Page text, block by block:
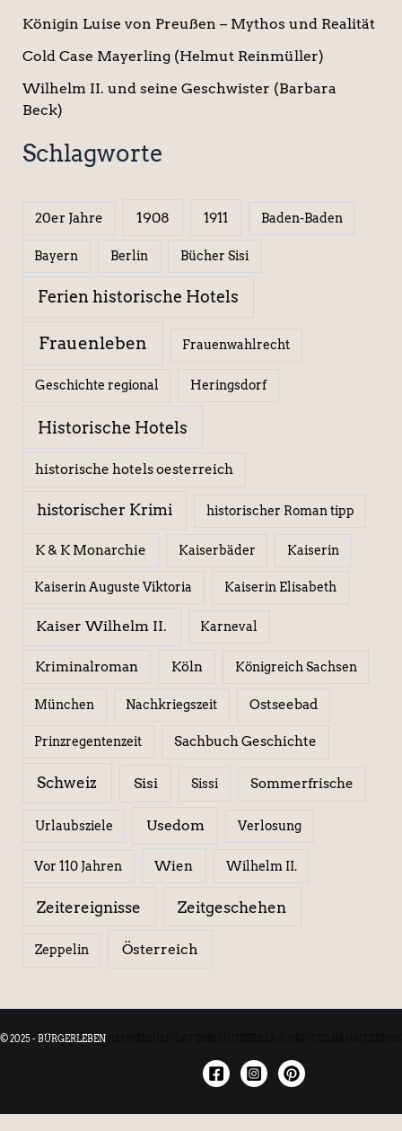
Königin Luise von Preußen – Mythos und Realität
Cold Case Mayerling (Helmut Reinmüller)
Wilhelm II. und seine Geschwister (Barbara
Beck)
Schlagworte
20er Jahre 1908 1911 Baden-Baden
Bayern Berlin Bücher Sisi
Ferien historische Hotels
Frauenleben Frauenwahlrecht
Geschichte regional Heringsdorf
Historische Hotels
historische hotels oesterreich
historischer Krimi historischer Roman tipp
K & K Monarchie Kaiserbäder Kaiserin
Kaiserin Auguste Viktoria Kaiserin Elisabeth
Kaiser Wilhelm II. Karneval
Kriminalroman Köln Königreich Sachsen
München Nachkriegszeit Ostseebad
Prinzregentenzeit Sachbuch Geschichte
Schweiz Sisi Sissi Sommerfrische
Urlaubsziele Usedom Verlosung
Vor 110 Jahren Wien Wilhelm II.
Zeitereignisse Zeitgeschehen
Zeppelin Österreich
© 2025 - BÜRGERLEBEN